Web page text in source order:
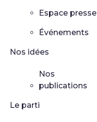
Espace presse
Événements
Nos idées
Nos
publications
Le parti